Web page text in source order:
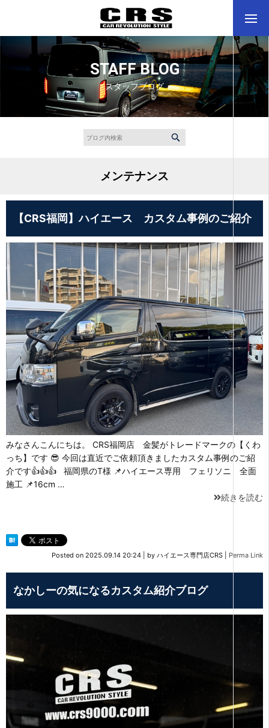
STAFF BLOG
スタッフブログ
メンテナンス
【CRS福岡】ハイエース カスタム事例のご紹介
みなさんこんにちは。 CRS福岡店 金髪がトレードマークの【くわ
っち】です 😎 今回は直近でご依頼頂きましたカスタム事例のご紹
介です👍👍👍 福岡県のT様 📌ハイエース専用 フェリソニ 全面
施工 📌16cm …
続きを読む
Posted on 2025.09.14 20:24 by ハイエース専門店CRS Perma Link
なかしーの気になるカスタム紹介ブログ